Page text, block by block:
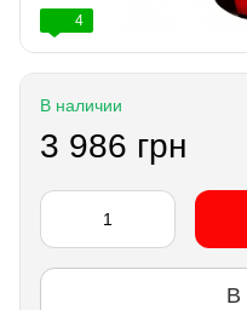
4
В наличии
3 986 грн
В